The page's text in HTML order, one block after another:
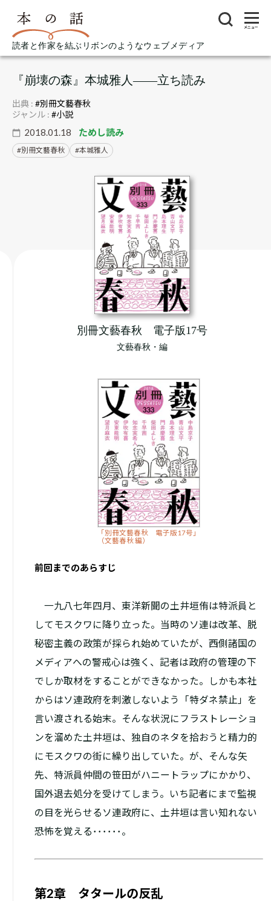
読者と作家を結ぶリボンのようなウェブメディア
メニュー
『崩壊の森』本城雅人――立ち読み
2018.01.18 ためし読み
別冊文藝春秋 本城雅人
出典 : #別冊文藝春秋
ジャンル : #小説
別冊文藝春秋 電子版17号
文藝春秋・編
「別冊文藝春秋 電子版17号」
（文藝春秋 編）
前回までのあらすじ
一九八七年四月、東洋新聞の土井垣侑は特派員と
してモスクワに降り立った。当時のソ連は改革、脱
秘密主義の政策が採られ始めていたが、西側諸国の
メディアへの警戒心は強く、記者は政府の管理の下
でしか取材をすることができなかった。しかも本社
からはソ連政府を刺激しないよう「特ダネ禁止」を
言い渡される始末。そんな状況にフラストレーショ
ンを溜めた土井垣は、独自のネタを拾おうと精力的
にモスクワの街に繰り出していた。が、そんな矢
先、特派員仲間の笹田がハニートラップにかかり、
国外退去処分を受けてしまう。いち記者にまで監視
の目を光らせるソ連政府に、土井垣は言い知れない
恐怖を覚える ･･･ ･･･ 。
第2章 タタールの反乱